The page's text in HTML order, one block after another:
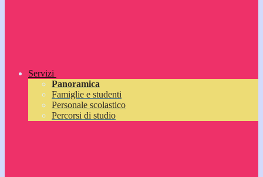
Servizi
Panoramica
Famiglie e studenti
Personale scolastico
Percorsi di studio